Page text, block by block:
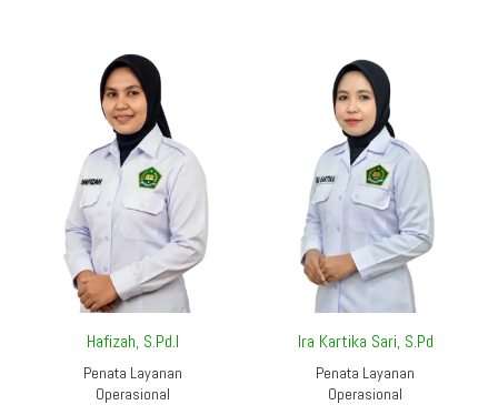
Hafizah, S.Pd.I
Penata Layanan
Operasional
Ira Kartika Sari, S.Pd
Penata Layanan
Operasional